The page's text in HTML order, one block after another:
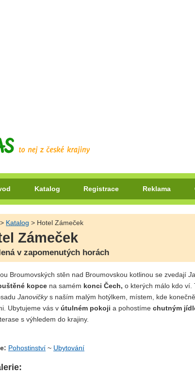
Katalog Registrace Reklama
> Katalog > Hotel Zámeček
Zámeček
v zapomenutých horách
Broumovských stěn nad Broumovskou kotlinou se zvedají
kopce na samém konci Čech, o kterých málo kdo ví.
Janovičkys naším malým hotýlkem, místem, kde
Ubytujeme vás v útulném pokoji a pohostíme chutným
s výhledem do krajiny.
Pohostinství ~ Ubytování